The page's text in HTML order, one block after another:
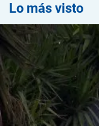
Lo más visto